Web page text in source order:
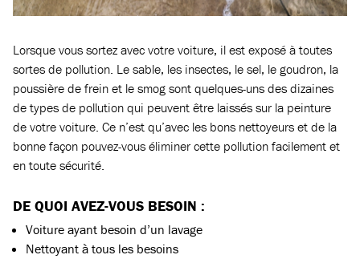
Lorsque vous sortez avec votre voiture, il est exposé à toutes
sortes de pollution. Le sable, les insectes, le sel, le goudron, la
poussière de frein et le smog sont quelques-uns des dizaines
de types de pollution qui peuvent être laissés sur la peinture
de votre voiture. Ce n’est qu’avec les bons nettoyeurs et de la
bonne façon pouvez-vous éliminer cette pollution facilement et
en toute sécurité.
DE QUOI AVEZ-VOUS BESOIN :
Voiture ayant besoin d’un lavage
Nettoyant à tous les besoins